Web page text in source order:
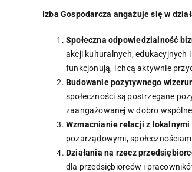
Izba Gospodarcza angażuje się w
Społeczna odpowiedzialność
akcji kulturalnych, edukacyjnych
funkcjonują, i chcą aktywnie
Budowanie pozytywnego
społeczności są postrzegane
zaangażowanej w dobro
Wzmacnianie relacji z
pozarządowymi,
Działania na rzecz
dla przedsiębiorców i